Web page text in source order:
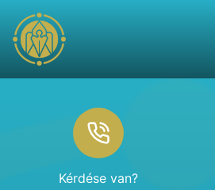
Kérdése van?